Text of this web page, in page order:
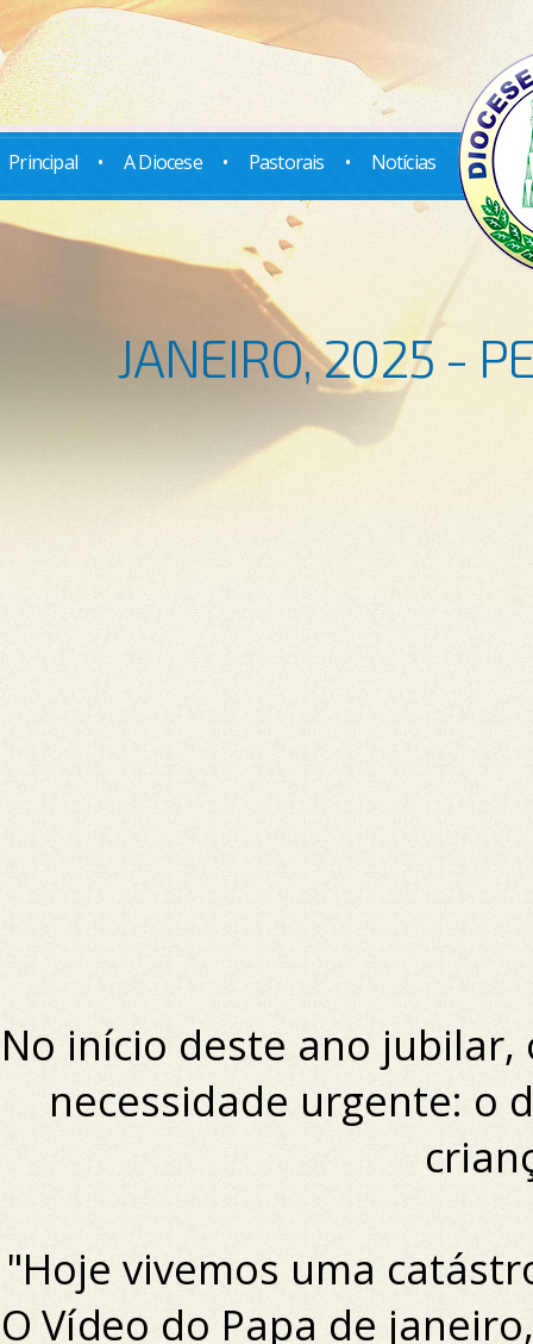
Principal • A Diocese • Pastorais • Notícias
JANEIRO, 2025 -
No início deste ano jubilar,
necessidade urgente: o
"Hoje vivemos uma
O Vídeo do Papa de